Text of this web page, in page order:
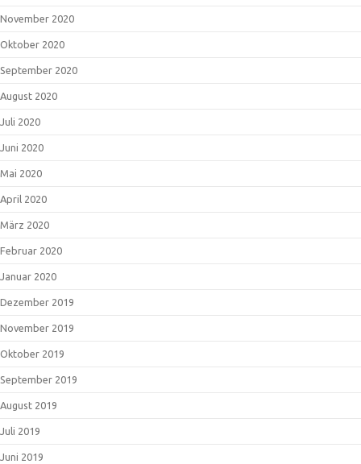
November 2020
Oktober 2020
September 2020
August 2020
Juli 2020
Juni 2020
Mai 2020
April 2020
März 2020
Februar 2020
Januar 2020
Dezember 2019
November 2019
Oktober 2019
September 2019
August 2019
Juli 2019
Juni 2019